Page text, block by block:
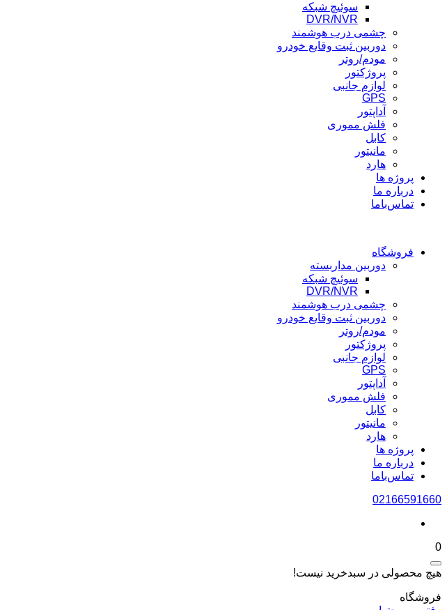
سوئیچ شبکه
DVR/NVR
چشمی درب هوشمند
دوربین ثبت وقایع خودرو
مودم/روتر
پروژکتور
لوازم جانبی
GPS
آداپتور
فلش مموری
کابل
مانیتور
هارد
پروژه ها
درباره ما
تماس‌باما
فروشگاه
دوربین مداربسته
سوئیچ شبکه
DVR/NVR
چشمی درب هوشمند
دوربین ثبت وقایع خودرو
مودم/روتر
پروژکتور
لوازم جانبی
GPS
آداپتور
فلش مموری
کابل
مانیتور
هارد
پروژه ها
درباره ما
تماس‌باما
02166591660
0
هیچ محصولی در سبدخرید نیست!
فروشگاه